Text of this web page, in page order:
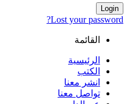
Login
Lost your password?
القائمة
الرئيسية
الكتب
انشر معنا
تواصل معنا